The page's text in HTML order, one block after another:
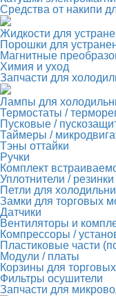
Средства от накипи
Жидкости для
Порошки для
Магнитные
Химия и уход
Запчасти для
Лампы для
Термостаты /
Пусковые /
Таймеры /
Тэны оттайки
Ручки
Комплект
Уплотнители /
Петли для
Замки для торговых
Датчики
Вентиляторы и
Компрессоры /
Пластиковые части
Модули / платы
Корзины для
Фильтры осушители
Запчасти для